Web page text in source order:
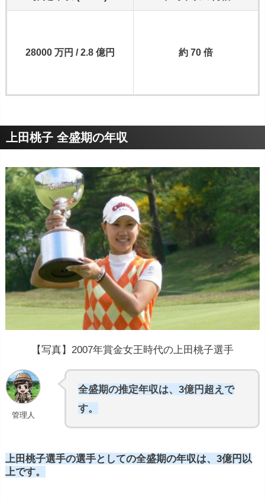
28000 万円 / 2.8 億円 約 70 倍
上田桃子 全盛期の年収
【写真】2007年賞金女王時代の上田桃子選手
管理人
全盛期の推定年収は、3億円超えで
す。
上田桃子選手の選手としての全盛期の年収は、3億円以
上です。